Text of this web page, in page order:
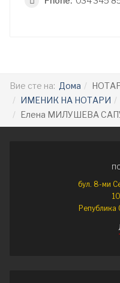
Вие сте на: Дома
ИМЕНИК НА НОТАРИ
Елена МИЛУШЕВА
бул. 8-ми
Република